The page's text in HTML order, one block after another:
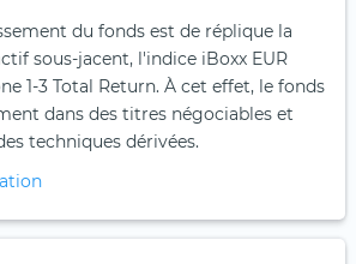
du fonds est de réplique la
sous-jacent, l'indice iBoxx EUR
1-3 Total Return. À cet effet, le fonds
dans des titres négociables et
techniques dérivées.